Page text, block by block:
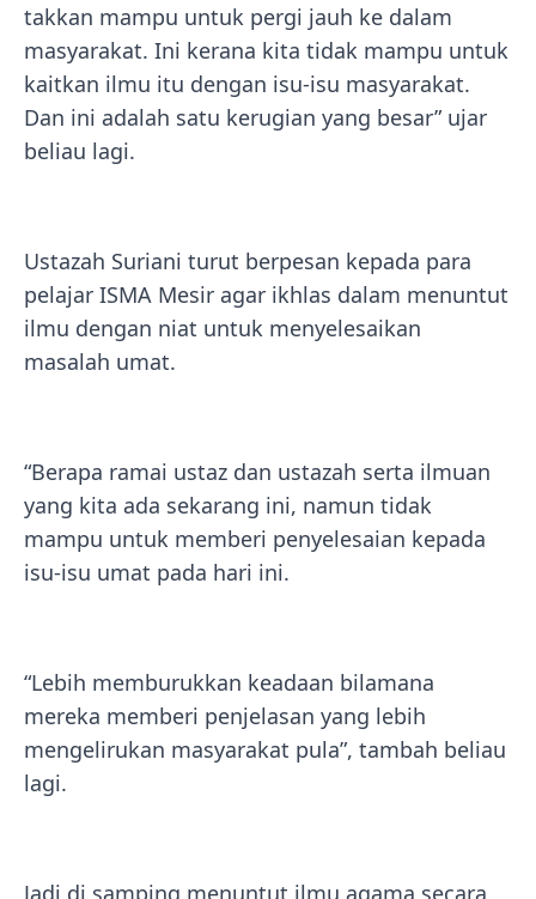
takkan mampu untuk pergi jauh ke dalam
masyarakat. Ini kerana kita tidak mampu untuk
kaitkan ilmu itu dengan isu-isu masyarakat.
Dan ini adalah satu kerugian yang besar” ujar
beliau lagi.
Ustazah Suriani turut berpesan kepada para
pelajar ISMA Mesir agar ikhlas dalam menuntut
ilmu dengan niat untuk menyelesaikan
masalah umat.
“Berapa ramai ustaz dan ustazah serta ilmuan
yang kita ada sekarang ini, namun tidak
mampu untuk memberi penyelesaian kepada
isu-isu umat pada hari ini.
“Lebih memburukkan keadaan bilamana
mereka memberi penjelasan yang lebih
mengelirukan masyarakat pula”, tambah beliau
lagi.